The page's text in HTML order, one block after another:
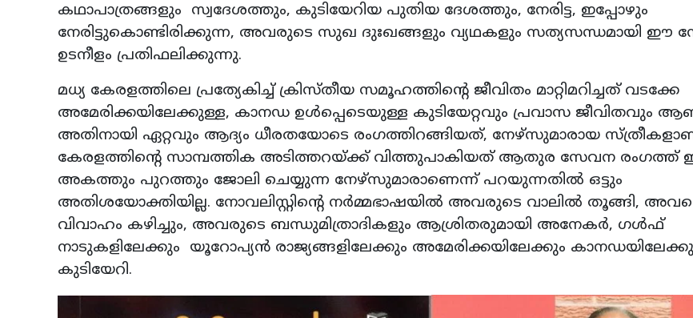
കഥാപാത്രങ്ങളും സ്വദേശത്തും, കുടിയേറിയ പുതിയ ദേശത്തും, നേരിട്ട, ഇപ്പോഴും
നേരിട്ടുകൊണ്ടിരിക്കുന്ന, അവരുടെ സുഖ ദുഃഖങ്ങളും വ്യഥകളും സത്യസന്ധമായി ഈ
ഉടനീളം പ്രതിഫലിക്കുന്നു.
മധ്യ കേരളത്തിലെ പ്രത്യേകിച്ച് ക്രിസ്തീയ സമൂഹത്തിന്റെ ജീവിതം മാറ്റിമറിച്ചത് വടക്കേ
അമേരിക്കയിലേക്കുള്ള, കാനഡ ഉള്‍പ്പെടെയുള്ള കുടിയേറ്റവും പ്രവാസ ജീവിതവും
അതിനായി ഏറ്റവും ആദ്യം ധീരതയോടെ രംഗത്തിറങ്ങിയത്, നേഴ്‌സുമാരായ
കേരളത്തിന്റെ സാമ്പത്തിക അടിത്തറയ്ക്ക് വിത്തുപാകിയത് ആതുര സേവന രംഗത്ത്
അകത്തും പുറത്തും ജോലി ചെയ്യുന്ന നേഴ്‌സുമാരാണെന്ന് പറയുന്നതില്‍ ഒട്ടും
അതിശയോക്തിയില്ല. നോവലിസ്റ്റിന്റെ നര്‍മ്മഭാഷയില്‍ അവരുടെ വാലില്‍ തൂങ്ങി,
വിവാഹം കഴിച്ചും, അവരുടെ ബന്ധുമിത്രാദികളും ആശ്രിതരുമായി അനേകര്‍, ഗള്‍ഫ്
നാടുകളിലേക്കും യൂറോപ്യന്‍ രാജ്യങ്ങളിലേക്കും അമേരിക്കയിലേക്കും
കുടിയേറി.